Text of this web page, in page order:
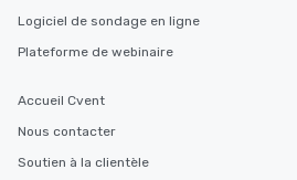
Logiciel de sondage en ligne
Plateforme de webinaire
Accueil Cvent
Nous contacter
Soutien à la clientèle